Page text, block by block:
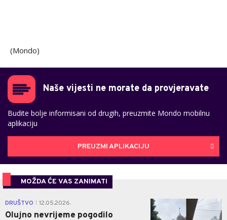
(Mondo)
Naše vijesti ne morate da provjeravate
Budite bolje informisani od drugih, preuzmite Mondo mobilnu
aplikaciju
PREUZMI APLIKACIJU
MOŽDA ĆE VAS ZANIMATI
DRUŠTVO 12.05.2026.
Olujno nevrijeme pogodilo
0